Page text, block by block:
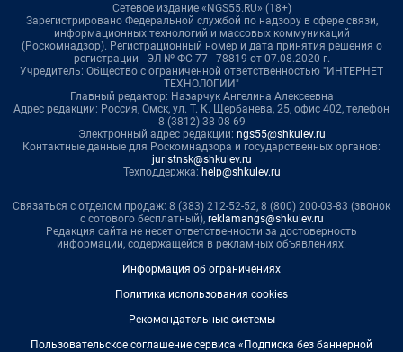
Сетевое издание «NGS55.RU» (18+)
Зарегистрировано Федеральной службой по надзору в сфере связи,
информационных технологий и массовых коммуникаций
(Роскомнадзор). Регистрационный номер и дата принятия решения о
регистрации - ЭЛ № ФС 77 - 78819 от 07.08.2020 г.
Учредитель: Общество с ограниченной ответственностью "ИНТЕРНЕТ
ТЕХНОЛОГИИ"
Главный редактор: Назарчук Ангелина Алексеевна
Адрес редакции: Россия, Омск, ул. Т. К. Щербанева, 25, офис 402, телефон
8 (3812) 38-08-69
Электронный адрес редакции: ngs55@shkulev.ru
Контактные данные для Роскомнадзора и государственных органов:
juristnsk@shkulev.ru
Техподдержка: help@shkulev.ru
Связаться с отделом продаж: 8 (383) 212-52-52, 8 (800) 200-03-83 (звонок
с сотового бесплатный), reklamangs@shkulev.ru
Редакция сайта не несет ответственности за достоверность
информации, содержащейся в рекламных объявлениях.
Информация об ограничениях
Политика использования cookies
Рекомендательные системы
Пользовательское соглашение сервиса «Подписка без баннерной